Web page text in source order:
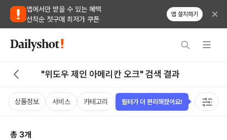
앱에서만 받을 수 있는 혜택
선착순 첫구매 최저가 쿠폰
앱 설치하기
"위도우 제인 아메리칸 오크" 검색 결과
상품정보 서비스 카테고리 가격 국가 용량 태그
총 3개
필터가 더 편리해졌어요!